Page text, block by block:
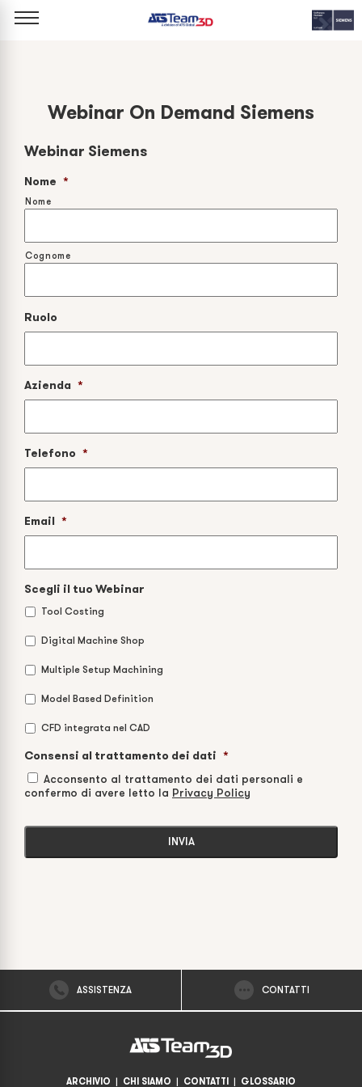
Webinar On Demand Siemens
Webinar Siemens
Nome *
Nome
Cognome
Ruolo
Azienda *
Telefono *
Email *
Scegli il tuo Webinar
Tool Costing
Digital Machine Shop
Multiple Setup Machining
Model Based Definition
CFD integrata nel CAD
Consensi al trattamento dei dati *
Acconsento al trattamento dei dati personali e
confermo di avere letto la Privacy Policy
ASSISTENZA CONTATTI
ARCHIVIO | CHI SIAMO | CONTATTI | GLOSSARIO